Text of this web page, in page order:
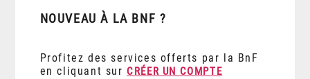
NOUVEAU À LA BNF ?
Profitez des services offerts par la BnF
en cliquant sur CRÉER UN COMPTE